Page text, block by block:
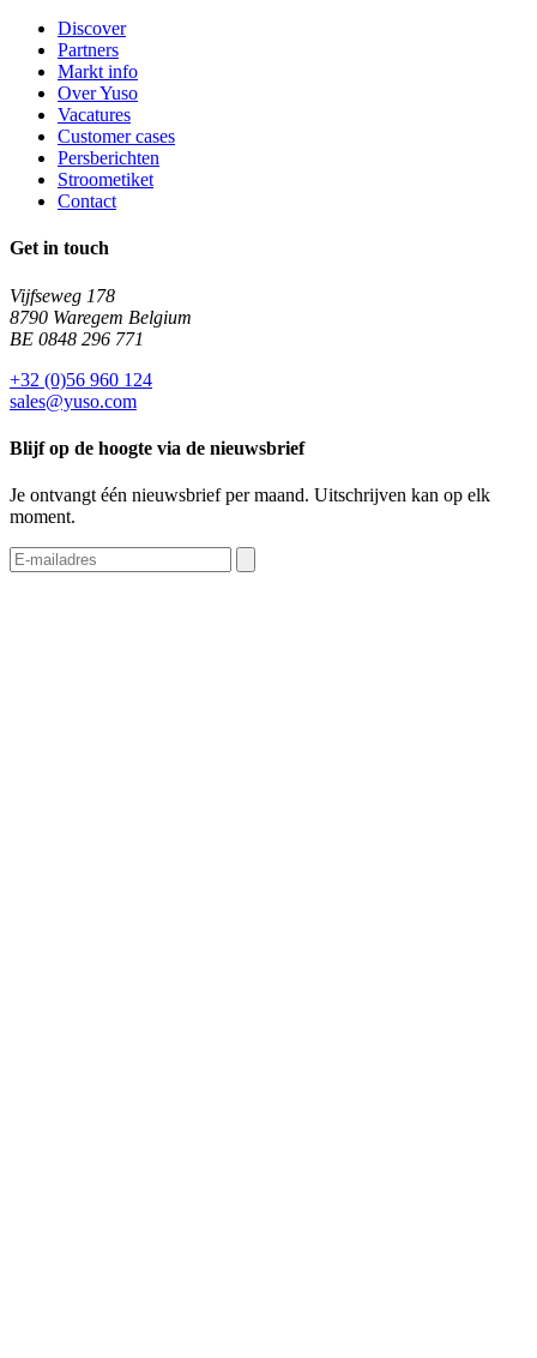
Discover
Partners
Markt info
Over Yuso
Vacatures
Customer cases
Persberichten
Stroometiket
Contact
Get in touch
Vijfseweg 178
8790 Waregem Belgium
BE 0848 296 771
+32 (0)56 960 124
sales@yuso.com
Blijf op de hoogte via de nieuwsbrief
Je ontvangt één nieuwsbrief per maand. Uitschrijven kan op elk
moment.